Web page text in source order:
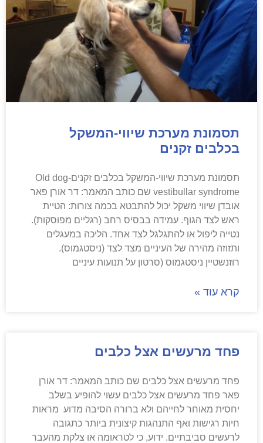
תסמונת מערכת שיווי-המשקל
בכלבים זקנים
תסמונת מערכת שיווי-המשקל בכלבים זקנים-Old dog
vestibullar syndrome שם כותב המאמר: דר אורן פאר
אובדן שיווי משקל יכול להתבטא בכמה צורות: הטיית
ראש לצד הגוף. עמידה בבסיס רחב (רגליים מפוסקות).
נטייה ליפול או להתגלגל לצד אחד. הליכה במעגלים
ותזוזה מהירה של העיניים מצד לצד (ניסטגמוס).
רוזנשטיין ניסטגמוס (סרטון על תנועות עיניים
קרא עוד »
פחד מרעשים אצל כלבים
פחד מרעשים אצל כלבים שם כותב המאמר: דר אורן
פאר פחד מרעשים אצל כלבים עשוי להופיע בשלב
יחסית מאוחר לחייהם ולא ברורה הסיבה מדוע מראות
חיות רגישות ואף התנהגות קיצונית ביותר כתגובה
לרעשים סביבתיים. ידוע, כי לטראומה או צלקת מהעבר